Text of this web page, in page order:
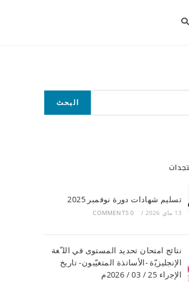
البحث
تسليم شهادات دورة نوفمبر 2025
13 ماي 2026 /
0 COMMENTS
ﻧﺘﺎﺋﺞ اﻣﺘﺤﺎن ﺗﺤﺪﯾﺪ اﻟﻤﺴﺘﻮى ﻓﻲ اﻟﻠ ّﻐﺔ
اﻹﻧﺠﻠﯿﺰﯾّة -اﻷﺳﺎﺗﺬة اﻟﻤﺘﻐﯿّﺒﻮن- ﺗﺎرﯾﺦ
اﻹﺟراء 25 / 03 / 2026م